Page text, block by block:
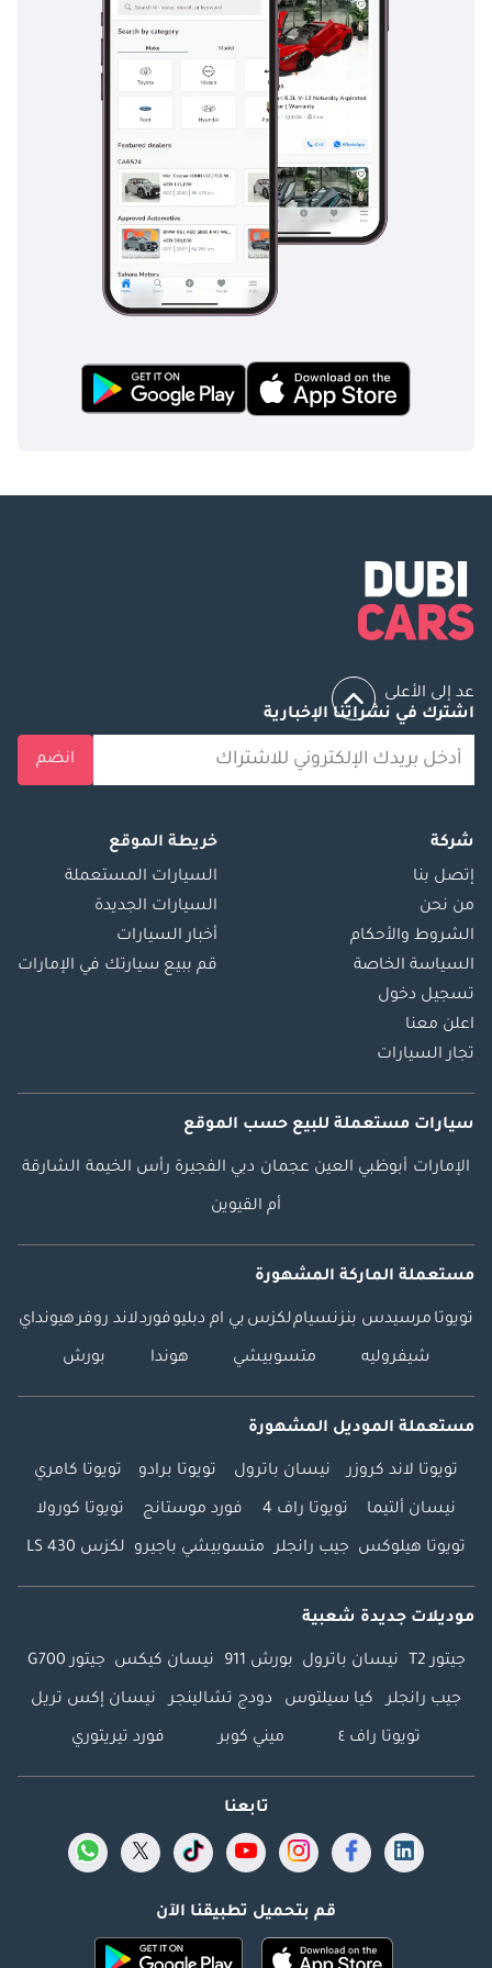
عد إلى الأعلى
اشترك في نشراتنا الإخبارية
انضم
شركة
إتصل بنا
من نحن
الشروط والأحكام
السياسة الخاصة
تسجيل دخول
اعلن معنا
تجار السيارات
خريطة الموقع
السيارات المستعملة
السيارات الجديدة
أخبار السيارات
قم ببيع سيارتك في الإمارات
سيارات مستعملة للبيع حسب الموقع
الإمارات أبوظبي العين عجمان دبي الفجيرة رأس الخيمة الشارقة
أم القيوين
مستعملة الماركة المشهورة
تويوتا مرسيدس بنزنسياملكزس بي ام دبليوفوردلاند روفرهيونداي
شيفروليه متسوبيشي هوندا بورش
مستعملة الموديل المشهورة
تويوتا لاند كروزر نيسان باترول تويوتا برادو تويوتا كامري
نيسان ألتيما تويوتا راف 4 فورد موستانج تويوتا كورولا
تويوتا هيلوكس جيب رانجلر متسوبيشي باجيرو لكزس LS 430
موديلات جديدة شعبية
جيتور T2 نيسان باترول بورش 911 نيسان كيكس جيتور G700
جيب رانجلر كيا سيلتوس دودج تشالينجر نيسان إكس تريل
تويوتا راف ٤ ميني كوبر فورد تيريتوري
تابعنا
قم بتحميل تطبيقنا الآن